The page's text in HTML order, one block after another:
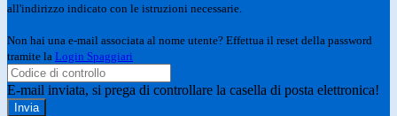
all'indirizzo indicato con le istruzioni necessarie.
Non hai una e-mail associata al nome utente? Effettua il reset della password
tramite la Login Spaggiari
E-mail inviata, si prega di controllare la casella di posta elettronica!